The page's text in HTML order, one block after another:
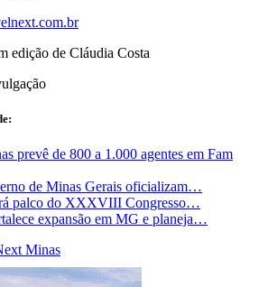
edição de Cláudia Costa
prevê de 800 a 1.000 agentes em Fam
de Minas Gerais oficializam…
palco do XXXVIII Congresso…
expansão em MG e planeja…
Minas